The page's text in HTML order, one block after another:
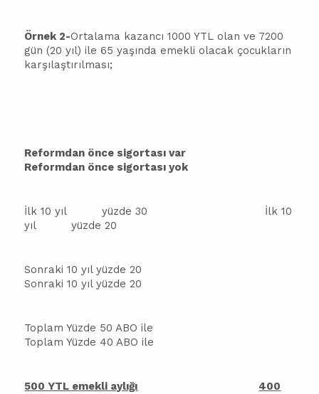
Örnek 2-Ortalama kazancı 1000 YTL olan ve 7200
gün (20 yıl) ile 65 yaşında emekli olacak çocukların
karşılaştırılması;
Reformdan önce sigortası var
Reformdan önce sigortası yok
İlk 10 yıl yüzde 30
İlk 10
yıl
yüzde 20
Sonraki 10 yıl yüzde 20
Sonraki 10 yıl yüzde 20
Toplam Yüzde 50 ABO ile
Toplam Yüzde 40 ABO ile
500 YTL emekli aylığı
400